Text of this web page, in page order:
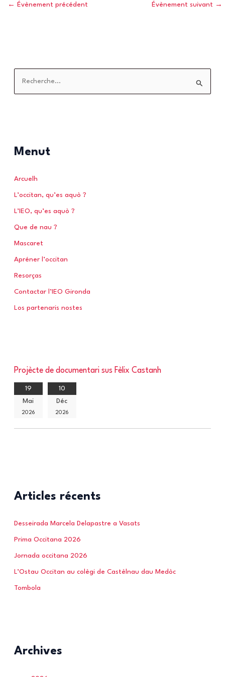
← Évènement précédent Évènement suivant →
r
h
e
Menut
Arcuelh
L’occitan, qu’es aquò ?
L’IEO, qu’es aquò ?
Que de nau ?
Mascaret
Apréner l’occitan
Resorças
Contactar l’IEO Gironda
Los partenaris nostes
Projècte de documentari sus Fèlix Castanh
19
Mai
2026
10
Déc
2026
Articles récents
Desseirada Marcela Delapastre a Vasats
Prima Occitana 2026
Jornada occitana 2026
L’Ostau Occitan au colègi de Castèlnau dau Medòc
Tombola
Archives